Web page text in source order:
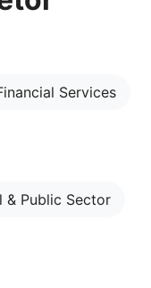
Services
& Public Sector